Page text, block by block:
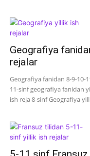
Geografiya
rejalar
Geografiya fanidan 8-9-10-
11-sinf geografiya fanidan
ish reja 8-sinf Geografiya